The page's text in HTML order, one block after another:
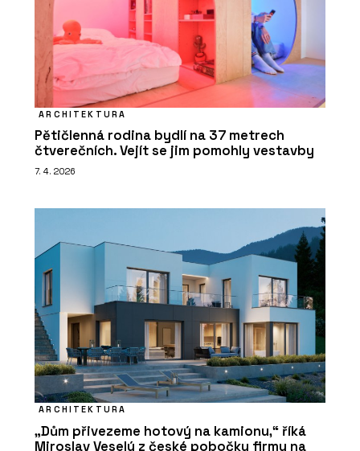
ARCHITEKTURA
Pětičlenná rodina bydlí na 37 metrech
čtverečních. Vejít se jim pomohly vestavby
7. 4. 2026
ARCHITEKTURA
„Dům přivezeme hotový na kamionu,“ říká
Miroslav Veselý z české pobočky firmy na